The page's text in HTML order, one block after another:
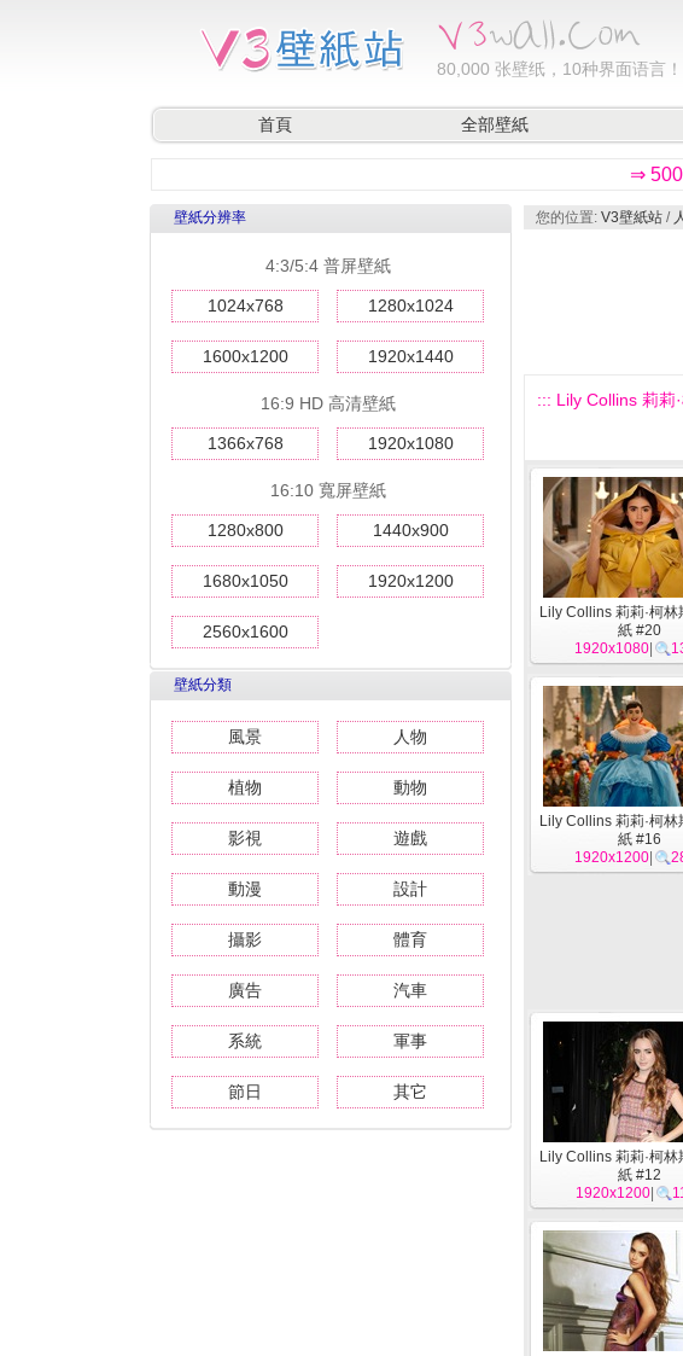
80,000 张壁纸，10种界面语言！
首頁 全部壁紙
⇒
壁紙分辨率
4:3/5:4 普屏壁紙
1024x768 1280x1024
1600x1200 1920x1440
16:9 HD 高清壁紙
1366x768 1920x1080
16:10 寬屏壁紙
1280x800 1440x900
1680x1050 1920x1200
2560x1600
壁紙分類
風景 人物
植物 動物
影視 遊戲
動漫 設計
攝影 體育
廣告 汽車
系統 軍事
節日 其它
您的位置: V3壁紙站 /
::: Lily Collins 莉莉
Lily Collins 莉莉·柯林
紙 #20
1920x1080
Lily Collins 莉莉·柯林
紙 #16
1920x1200
Lily Collins 莉莉·柯林
紙 #12
1920x1200|